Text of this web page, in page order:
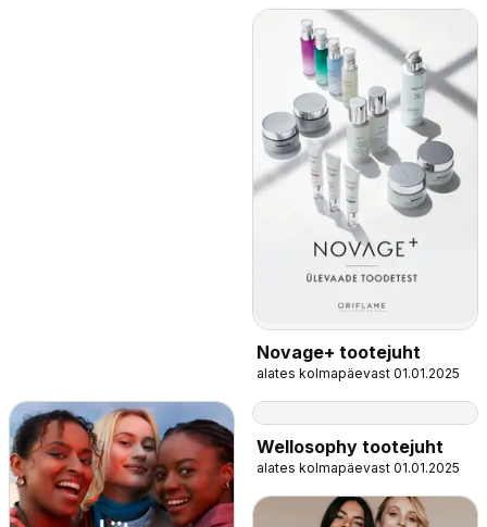
Novage+ tootejuht
alates kolmapäevast 01.01.2025
Wellosophy tootejuht
alates kolmapäevast 01.01.2025